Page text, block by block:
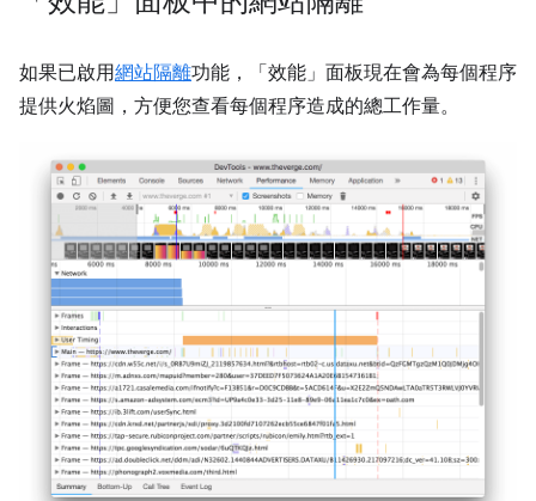
如果已啟用網站隔離功能，「效能」 面板現在會為每個程序
提供火焰圖，方便您查看每個程序造成的總工作量。